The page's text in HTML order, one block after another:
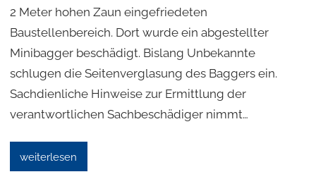
2 Meter hohen Zaun eingefriedeten
Baustellenbereich. Dort wurde ein abgestellter
Minibagger beschädigt. Bislang Unbekannte
schlugen die Seitenverglasung des Baggers ein.
Sachdienliche Hinweise zur Ermittlung der
verantwortlichen Sachbeschädiger nimmt…
weiterlesen